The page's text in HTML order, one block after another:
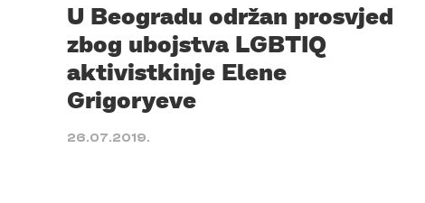
U Beogradu održan prosvjed
zbog ubojstva LGBTIQ
aktivistkinje Elene
Grigoryeve
26.07.2019.